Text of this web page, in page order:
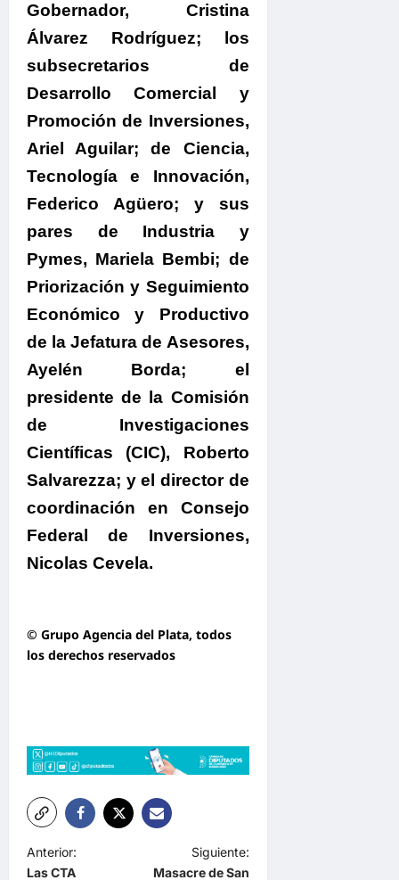
Gobernador, Cristina
Álvarez Rodríguez; los
subsecretarios de
Desarrollo Comercial y
Promoción de Inversiones,
Ariel Aguilar; de Ciencia,
Tecnología e Innovación,
Federico Agüero; y sus
pares de Industria y
Pymes, Mariela Bembi; de
Priorización y Seguimiento
Económico y Productivo
de la Jefatura de Asesores,
Ayelén Borda; el
presidente de la Comisión
de Investigaciones
Científicas (CIC), Roberto
Salvarezza; y el director de
coordinación en Consejo
Federal de Inversiones,
Nicolas Cevela.
© Grupo Agencia del Plata, todos
los derechos reservados
N
Anterior:
Las CTA
Siguiente:
Masacre de San